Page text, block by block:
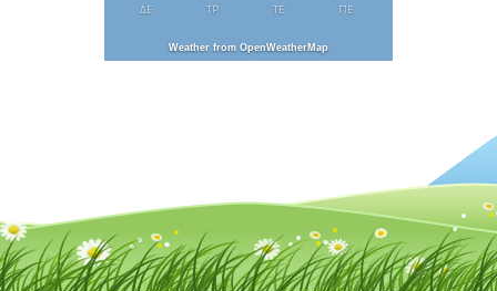
ΔΕ ΤΡ ΤΕ ΠΕ
Weather from OpenWeatherMap